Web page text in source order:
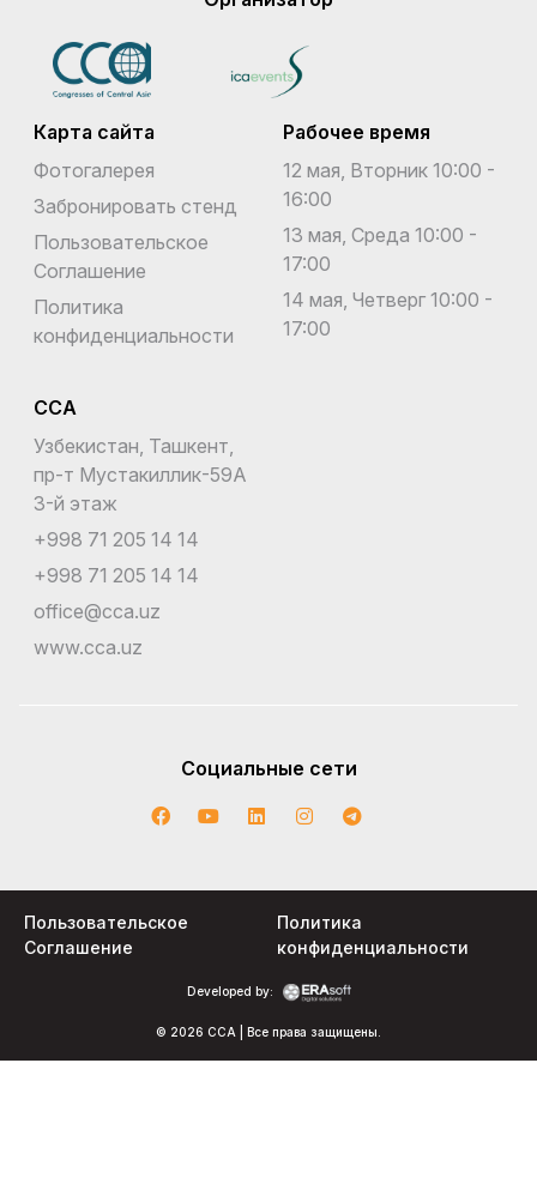
Карта сайта
Фотогалерея
Забронировать стенд
Пользовательское
Соглашение
Политика
конфиденциальности
Рабочее время
12 мая, Вторник 10:00 -
16:00
13 мая, Среда 10:00 -
17:00
14 мая, Четверг 10:00 -
17:00
CCA
Узбекистан, Ташкент,
пр-т Мустакиллик-59A
3-й этаж
+998 71 205 14 14
+998 71 205 14 14
office@cca.uz
www.cca.uz
Социальные сети
© 2026 CCA | Все права защищены.
Developed by:
Пользовательское
Соглашение
Политика
конфиденциальности